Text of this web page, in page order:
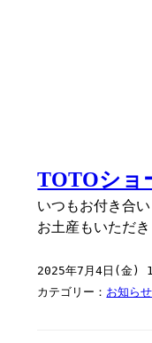
TOTOショ
いつもお付き合
お土産もいただき
2025年7月4日(金)
カテゴリー： お知らせ